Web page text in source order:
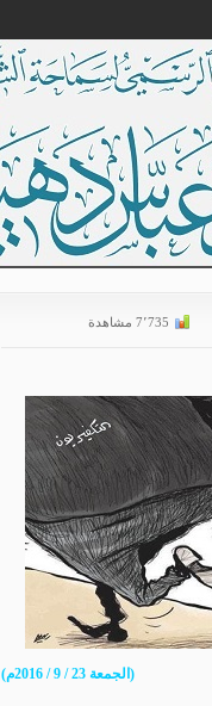
7٬735 مشاهدة
(الجمعة 23 / 9 / 2016م)